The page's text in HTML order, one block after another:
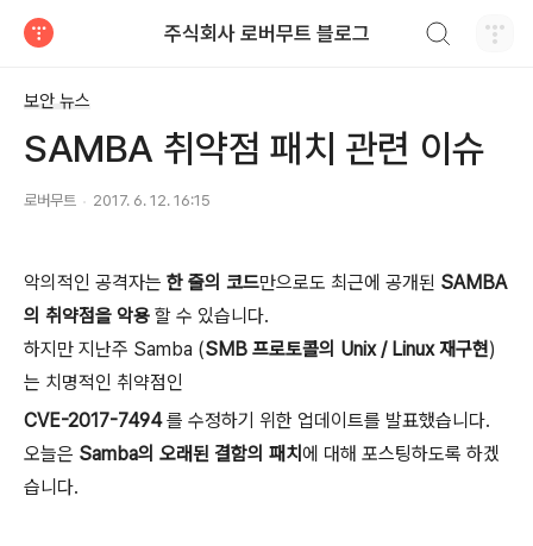
주식회사 로버무트 블로그
보안 뉴스
SAMBA 취약점 패치 관련 이슈
로버무트 2017. 6. 12. 16:15
악의적인 공격자는 한 줄의 코드만으로도 최근에 공개된 SAMBA
의 취약점을 악용 할 수 있습니다.
하지만 지난주 Samba (SMB 프로토콜의 Unix / Linux 재구현)
는 치명적인 취약점인
CVE-2017-7494를 수정하기 위한 업데이트를 발표했습니다.
오늘은 Samba의 오래된 결함의 패치에 대해 포스팅하도록 하겠
습니다.